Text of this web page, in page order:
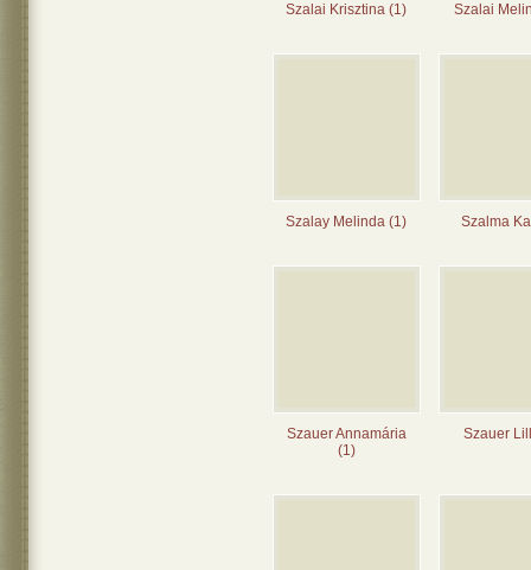
Szalai Krisztina (1) Szalai
Szalay Melinda (1) Szalma
Szauer Annamária
(1)
Szauer